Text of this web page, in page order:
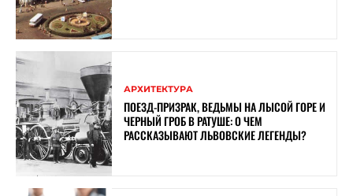
АРХИТЕКТУРА
ПОЕЗД-ПРИЗРАК, ВЕДЬМЫ НА ЛЫСОЙ ГОРЕ И
ЧЕРНЫЙ ГРОБ В РАТУШЕ: О ЧЕМ
РАССКАЗЫВАЮТ ЛЬВОВСКИЕ ЛЕГЕНДЫ?